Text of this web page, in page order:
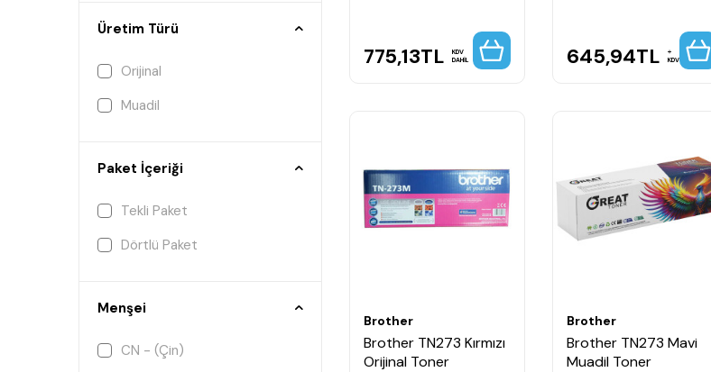
Üretim Türü
Orijinal
Muadil
Paket İçeriği
Tekli Paket
Dörtlü Paket
Menşei
CN - (Çin)
775,13TL
KDV
DAHİL
645,94TL KDV
Brother
Brother TN273 Kırmızı
Orijinal Toner
Brother
Brother TN273 Mavi
Muadil Toner